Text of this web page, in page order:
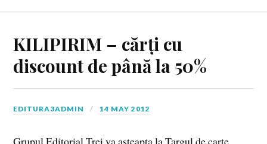
KILIPIRIM – cărți cu
discount de până la 50%
EDITURA3ADMIN 14 MAY 2012
Grupul Editorial Trei va asteapta la Targul de carte